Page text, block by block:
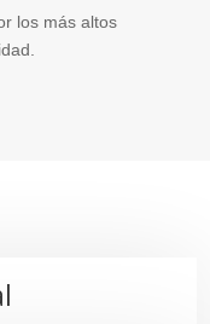
los más altos